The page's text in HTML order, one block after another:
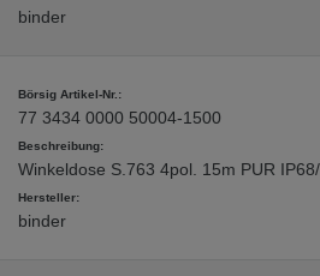
binder
77 3434 0000 50004-1500
Winkeldose S.763 4pol. 15m PUR
binder